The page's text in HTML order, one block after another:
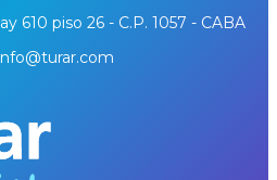
610 piso 26 - C.P. 1057 - CABA